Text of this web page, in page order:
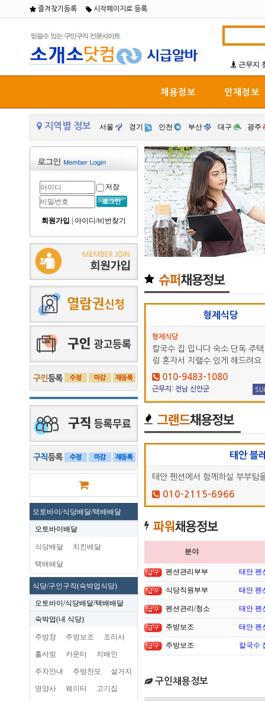
즐겨찾기등록 시작페이지로 등록
근무지
채용정보 인재정보
지역별 정보 서울 경기 인천 부산 대구 광주
저장
회원가입 아이디/비번찾기
오토바이/식당배달/택배배달
오토바이배달
식당배달 치킨배달
택배배달
식당/구인구직(숙박업식당)
오토바이/식당배달/택배배달
숙박업(내 식당)
주방장 주방보조 조리사
홀서빙 카운터 지배인
주차안내 주방찬모 설거지
영양사 웨이터 고기집
형제식당
형제식당
칼국수 집 입니다 숙소 단독 주
링 혼자서 지랠수 있게 해드려요
010-9483-1080
근무지: 전남 신안군
태안 블
태안 펜션에서 함께하실 부부팀
010-2115-6966
분야
펜션관리부부 태안 펜
식당직원부부 태안 펜
펜션관리/청소 태안 펜
주방보조 태안 펜
주방보조 칼국수
구인채용정보